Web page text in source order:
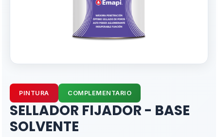
PINTURA COMPLEMENTARIO
SELLADOR FIJADOR - BASE
SOLVENTE